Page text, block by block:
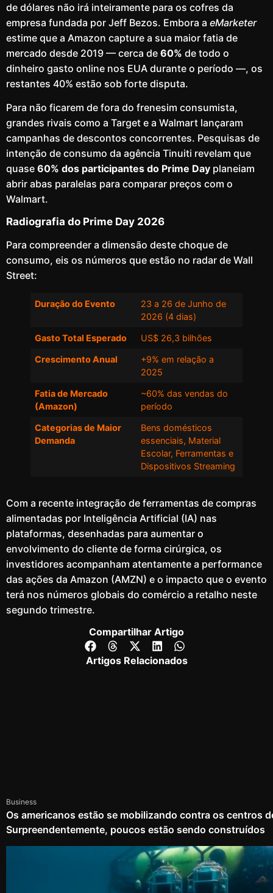
de dólares não irá inteiramente para os cofres da
empresa fundada por Jeff Bezos. Embora a eMarketer
estime que a Amazon capture a sua maior fatia de
mercado desde 2019 — cerca de 60% de todo o
dinheiro gasto online nos EUA durante o período —, os
restantes 40% estão sob forte disputa.
Para não ficarem de fora do frenesim consumista,
grandes rivais como a Target e a Walmart lançaram
campanhas de descontos concorrentes. Pesquisas de
intenção de consumo da agência Tinuiti revelam que
quase 60% dos participantes do Prime Day planeiam
abrir abas paralelas para comparar preços com o
Walmart.
Radiografia do Prime Day 2026
Para compreender a dimensão deste choque de
consumo, eis os números que estão no radar de Wall
Street:
Duração do Evento
23 a 26 de Junho de
2026 (4 dias)
Gasto Total Esperado US$ 26,3 bilhões
Crescimento Anual
+9% em relação a
2025
Fatia de Mercado
(Amazon)
~60% das vendas do
período
Categorias de Maior
Demanda
Bens domésticos
essenciais, Material
Escolar, Ferramentas e
Dispositivos Streaming
Com a recente integração de ferramentas de compras
alimentadas por Inteligência Artificial (IA) nas
plataformas, desenhadas para aumentar o
envolvimento do cliente de forma cirúrgica, os
investidores acompanham atentamente a performance
das ações da Amazon (AMZN) e o impacto que o evento
terá nos números globais do comércio a retalho neste
segundo trimestre.
Compartilhar Artigo
Artigos Relacionados
Business
Os americanos estão se mobilizando contra os centros
Surpreendentemente, poucos estão sendo construídos